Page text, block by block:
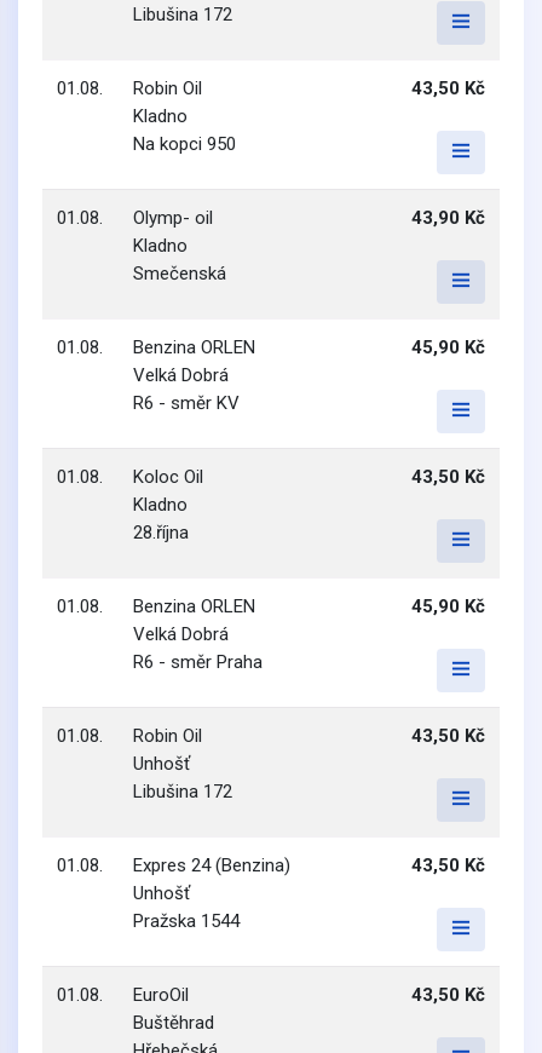
Libušina 172
01.08.
Robin Oil
Kladno
Na kopci 950
43,50 Kč
01.08.
Olymp- oil
Kladno
Smečenská
43,90 Kč
01.08.
Benzina ORLEN
Velká Dobrá
R6 - směr KV
45,90 Kč
01.08.
Koloc Oil
Kladno
28.října
43,50 Kč
01.08.
Benzina ORLEN
Velká Dobrá
R6 - směr Praha
45,90 Kč
01.08.
Robin Oil
Unhošť
Libušina 172
43,50 Kč
01.08.
Expres 24 (Benzina)
Unhošť
Pražska 1544
43,50 Kč
01.08.
EuroOil
Buštěhrad
43,50 Kč